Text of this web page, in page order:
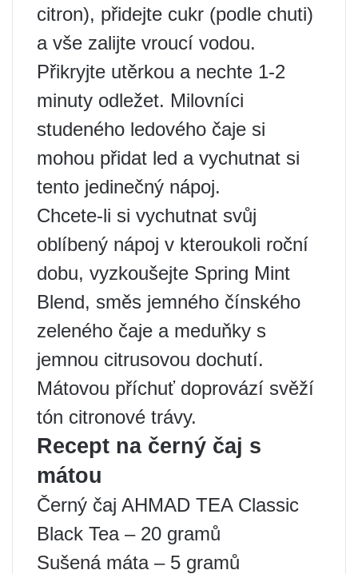
citron), přidejte cukr (podle chuti)
a vše zalijte vroucí vodou.
Přikryjte utěrkou a nechte 1-2
minuty odležet. Milovníci
studeného ledového čaje si
mohou přidat led a vychutnat si
tento jedinečný nápoj.
Chcete-li si vychutnat svůj
oblíbený nápoj v kteroukoli roční
dobu, vyzkoušejte Spring Mint
Blend, směs jemného čínského
zeleného čaje a meduňky s
jemnou citrusovou dochutí.
Mátovou příchuť doprovází svěží
tón citronové trávy.
Recept na černý čaj s
mátou
Černý čaj AHMAD TEA Classic
Black Tea – 20 gramů
Sušená máta – 5 gramů